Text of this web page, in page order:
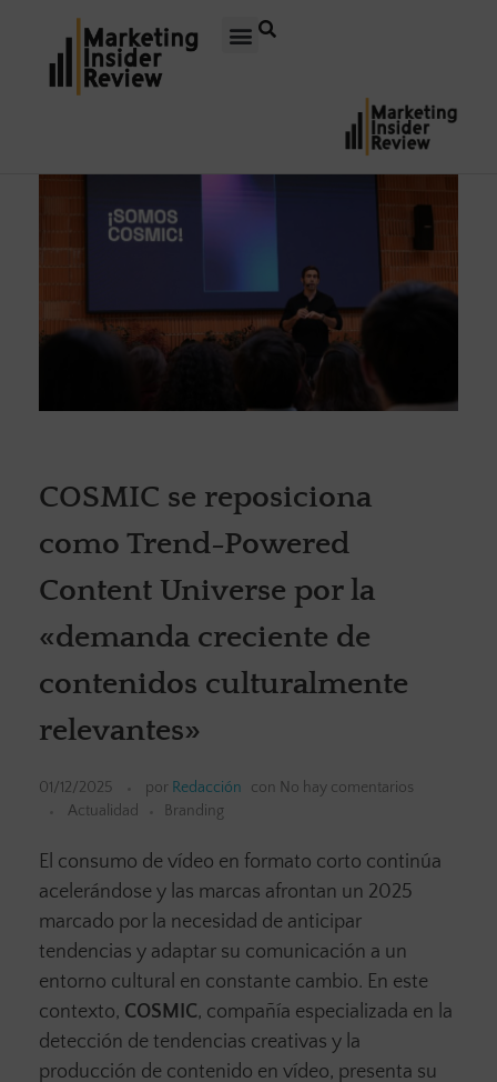
COSMIC se reposiciona
como Trend-Powered
Content Universe por la
«demanda creciente de
contenidos culturalmente
relevantes»
01/12/2025 por Redacción con No hay comentarios
Actualidad
Branding
El consumo de vídeo en formato corto continúa
acelerándose y las marcas afrontan un 2025
marcado por la necesidad de anticipar
tendencias y adaptar su comunicación a un
entorno cultural en constante cambio. En este
contexto, COSMIC, compañía especializada en la
detección de tendencias creativas y la
producción de contenido en vídeo, presenta su